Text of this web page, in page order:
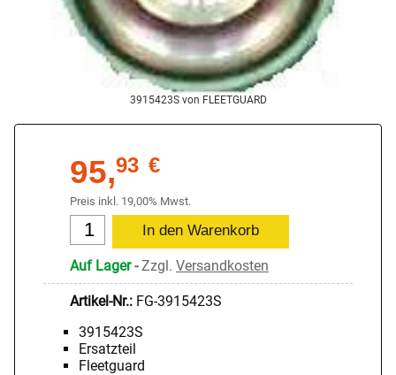
3915423S von FLEETGUARD
95,93 €
Preis inkl. 19,00% Mwst.
Auf Lager-Zzgl. Versandkosten
Artikel-Nr.: FG-3915423S
3915423S
Ersatzteil
Fleetguard